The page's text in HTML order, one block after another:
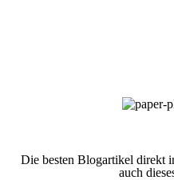
Die besten Blogartikel direkt
auch